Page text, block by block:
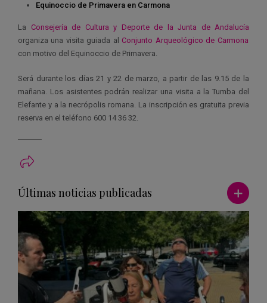
Equinoccio de Primavera en Carmona
La Consejería de Cultura y Deporte de la Junta de Andalucía
organiza una visita guiada al Conjunto Arqueológico de Carmona
con motivo del Equinoccio de Primavera.
Será durante los días 21 y 22 de marzo, a partir de las 9.15 de la
mañana. Los asistentes podrán realizar una visita a la Tumba del
Elefante y a la necrópolis romana. La inscripción es gratuita previa
reserva en el teléfono 600 14 36 32.
Últimas noticias publicadas Ver más